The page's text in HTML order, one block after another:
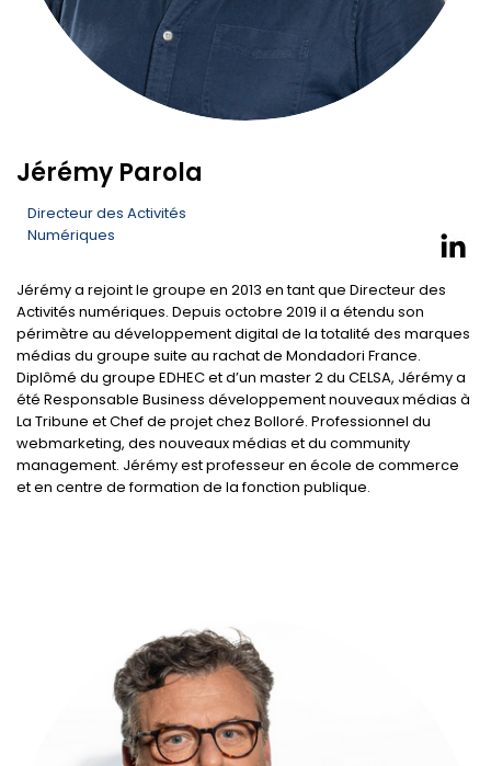
Jérémy Parola
Directeur des Activités
Numériques
Jérémy a rejoint le groupe en 2013 en tant que Directeur des
Activités numériques. Depuis octobre 2019 il a étendu son
périmètre au développement digital de la totalité des marques
médias du groupe suite au rachat de Mondadori France.
Diplômé du groupe EDHEC et d’un master 2 du CELSA, Jérémy a
été Responsable Business développement nouveaux médias à
La Tribune et Chef de projet chez Bolloré. Professionnel du
webmarketing, des nouveaux médias et du community
management. Jérémy est professeur en école de commerce
et en centre de formation de la fonction publique.